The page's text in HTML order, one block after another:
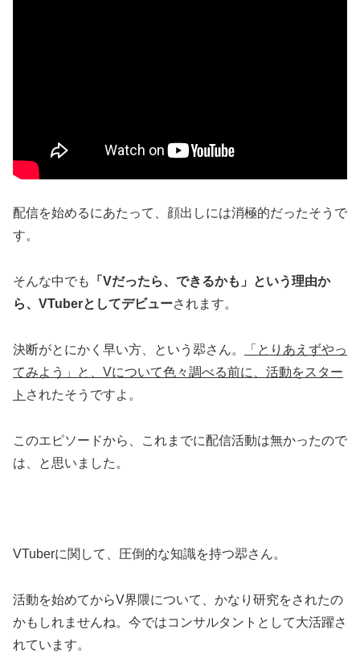
配信を始めるにあたって、顔出しには消極的だったそうで
す。
そんな中でも
「Vだったら、できるかも」という理由か
ら、VTuberとしてデビューされます。
決断がとにかく早い方、という翆さん。
「とりあえずやっ
てみよう」と、Vについて色々調べる前に、活動をスター
ト されたそうですよ。
このエピソードから、これまでに配信活動は無かったので
は、と思いました。
VTuberに関して、圧倒的な知識を持つ翆さん。
活動を始めてからV界隈について、かなり研究をされたの
かもしれませんね。今ではコンサルタントとして大活躍さ
れています。